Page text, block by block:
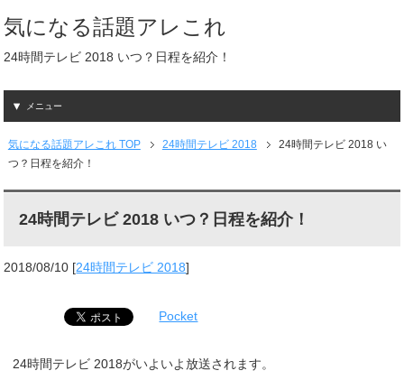
気になる話題アレこれ
24時間テレビ 2018 いつ？日程を紹介！
メニュー
気になる話題アレこれ TOP 24時間テレビ 2018
24時間テレビ 2018 い
つ？日程を紹介！
24時間テレビ 2018 いつ？日程を紹介！
2018/08/10 [24時間テレビ 2018]
Pocket
24時間テレビ 2018がいよいよ放送されます。